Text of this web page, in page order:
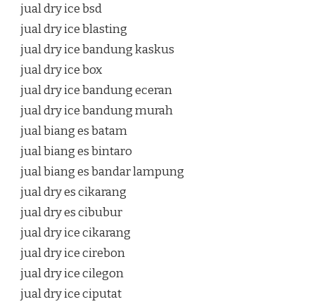
jual dry ice bsd
jual dry ice blasting
jual dry ice bandung kaskus
jual dry ice box
jual dry ice bandung eceran
jual dry ice bandung murah
jual biang es batam
jual biang es bintaro
jual biang es bandar lampung
jual dry es cikarang
jual dry es cibubur
jual dry ice cikarang
jual dry ice cirebon
jual dry ice cilegon
jual dry ice ciputat